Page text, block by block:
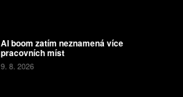
AI boom zatím neznamená více
pracovních míst
9. 8. 2026